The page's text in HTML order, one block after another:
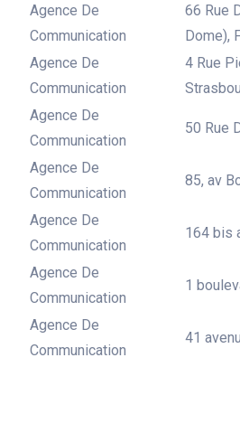
Agence De
Communication
66 Rue
Dome),
Agence De
Communication
4 Rue
Agence De
Communication
50 Rue
Agence De
Communication
85, av
Agence De
Communication
164 bis
Agence De
Communication
1
Agence De
Communication
41